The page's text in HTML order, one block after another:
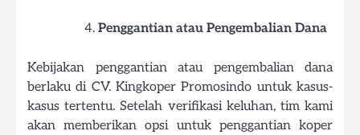
Penggantian atau Pengembalian Dana
Kebijakan penggantian atau pengembalian dana
berlaku di CV. Kingkoper Promosindo untuk kasus-
kasus tertentu. Setelah verifikasi keluhan, tim kami
akan memberikan opsi untuk penggantian koper